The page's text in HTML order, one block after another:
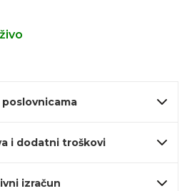
i dodatni troškovi
izračun